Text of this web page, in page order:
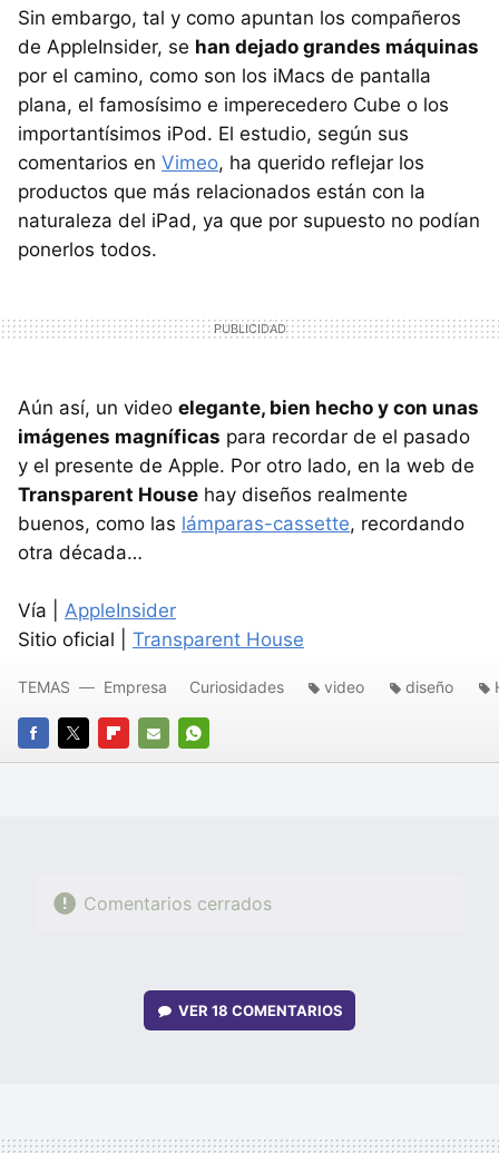
Sin embargo, tal y como apuntan los compañeros
de AppleInsider, se han dejado grandes máquinas
por el camino, como son los iMacs de pantalla
plana, el famosísimo e imperecedero Cube o los
importantísimos iPod. El estudio, según sus
comentarios en Vimeo, ha querido reflejar los
productos que más relacionados están con la
naturaleza del iPad, ya que por supuesto no podían
ponerlos todos.
Aún así, un video elegante, bien hecho y con unas
imágenes magníficas para recordar de el pasado
y el presente de Apple. Por otro lado, en la web de
Transparent House hay diseños realmente
buenos, como las lámparas-cassette, recordando
otra década…
Vía | AppleInsider
Sitio oficial | Transparent House
FACEBOOK
TWITTERFLIPBOARD
E-
WHATSAPP
TEMAS Empresa Curiosidades video diseño
Comentarios cerrados
VER 18 COMENTARIOS